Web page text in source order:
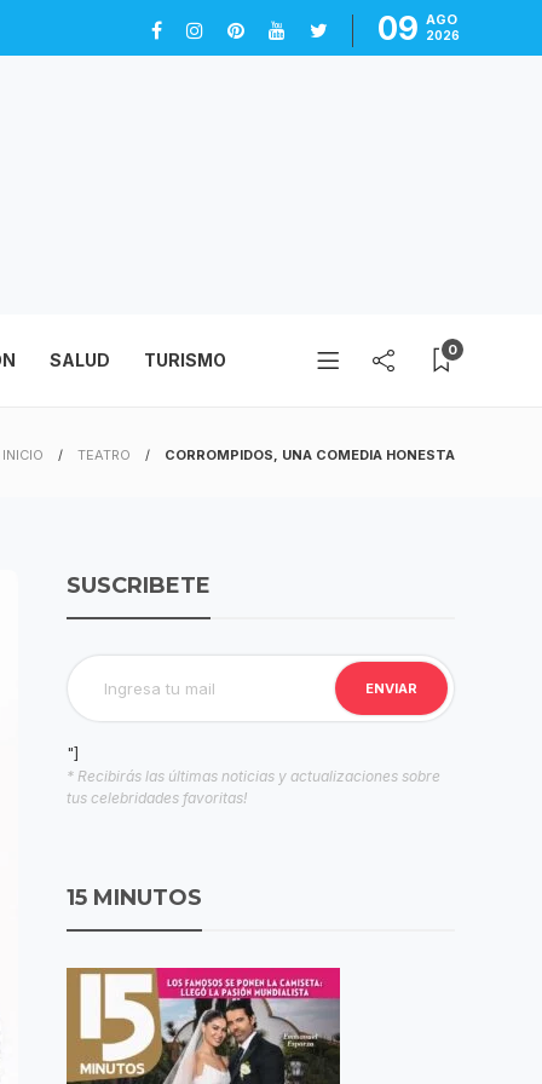
09 AGO
2026
SALUD TURISMO 0
INICIO TEATRO CORROMPIDOS, UNA COMEDIA HONESTA
SUSCRIBETE
"]
* Recibirás las últimas noticias y actualizaciones sobre
tus celebridades favoritas!
15 MINUTOS